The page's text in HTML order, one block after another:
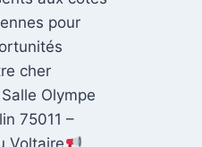
pour
cher
Salle Olympe
75011 –